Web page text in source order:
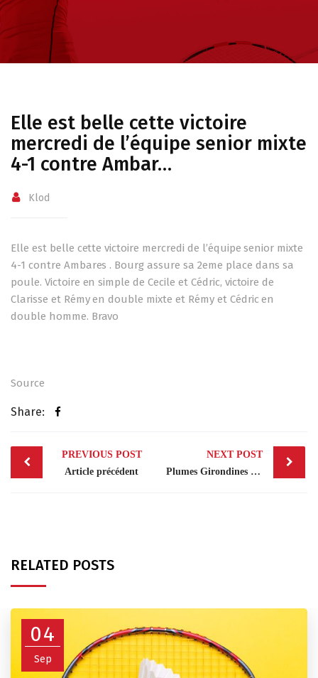
Elle est belle cette victoire
mercredi de l’équipe senior mixte
4-1 contre Ambar…
Klod
Elle est belle cette victoire mercredi de l’équipe senior mixte
4-1 contre Ambares . Bourg assure sa 2eme place dans sa
poule. Victoire en simple de Cecile et Cédric, victoire de
Clarisse et Rémy en double mixte et Rémy et Cédric en
double homme. Bravo
Source
Share:
Post
navigation
PREVIOUS POST
Article précédent
NEXT POST
Plumes Girondines 2 Avril 2023
RELATED POSTS
04
Sep